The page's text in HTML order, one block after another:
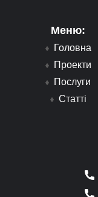
Меню:
Головна
Проекти
Послуги
Статті